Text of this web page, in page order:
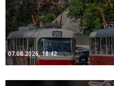
07.08.2026, 18:42